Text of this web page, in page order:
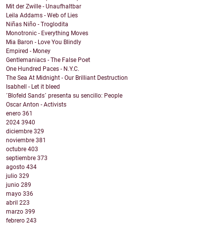
Mit der Zwille - Unaufhaltbar
Leila Addams - Web of Lies
Niñas Niño - Troglodita
Monotronic - Everything Moves
Mia Baron - Love You Blindly
Empired - Money
Gentlemaniacs - The False Poet
One Hundred Paces - N.Y.C.
The Sea At Midnight - Our Brilliant Destruction
Isabhell - Let it bleed
´Blofeld Sands´ presenta su sencillo: People
Oscar Anton - Activists
enero 361
2024 3940
diciembre 329
noviembre 381
octubre 403
septiembre 373
agosto 434
julio 329
junio 289
mayo 336
abril 223
marzo 399
febrero 243